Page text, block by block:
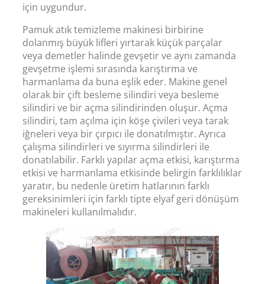
için uygundur.
Pamuk atık temizleme makinesi birbirine
dolanmış büyük lifleri yırtarak küçük parçalar
veya demetler halinde gevşetir ve aynı zamanda
gevşetme işlemi sırasında karıştırma ve
harmanlama da buna eşlik eder. Makine genel
olarak bir çift besleme silindiri veya besleme
silindiri ve bir açma silindirinden oluşur. Açma
silindiri, tam açılma için köşe çivileri veya tarak
iğneleri veya bir çırpıcı ile donatılmıştır. Ayrıca
çalışma silindirleri ve sıyırma silindirleri ile
donatılabilir. Farklı yapılar açma etkisi, karıştırma
etkisi ve harmanlama etkisinde belirgin farklılıklar
yaratır, bu nedenle üretim hatlarının farklı
gereksinimleri için farklı tipte elyaf geri dönüşüm
makineleri kullanılmalıdır.